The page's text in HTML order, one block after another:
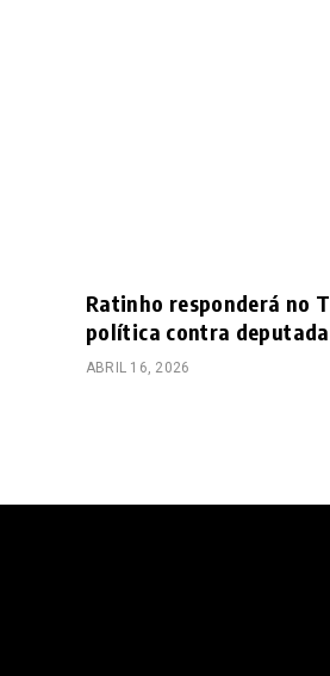
Ratinho responderá no
política contra deputada
ABRIL 16, 2026